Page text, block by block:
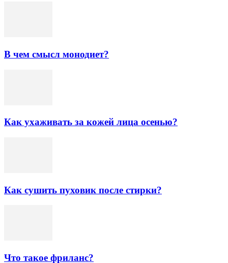
В чем смысл монодиет?
Как ухаживать за кожей лица осенью?
Как сушить пуховик после стирки?
Что такое фриланс?